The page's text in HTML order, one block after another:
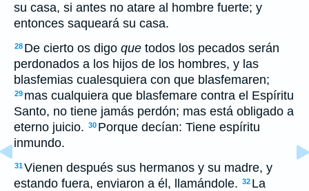
su casa, si antes no atare al hombre fuerte; y
entonces saqueará su casa.
28 De cierto os digo que todos los pecados serán
perdonados a los hijos de los hombres, y las
blasfemias cualesquiera con que blasfemaren;
29 mas cualquiera que blasfemare contra el Espíritu
Santo, no tiene jamás perdón; mas está obligado a
eterno juicio. 30 Porque decían: Tiene espíritu
inmundo.
31Vienen después sus hermanos y su madre, y
estando fuera, enviaron a él, llamándole. 32 La